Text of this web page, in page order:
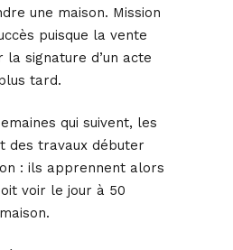
une maison. Mission
puisque la vente
signature d’un acte
tard.
qui suivent, les
des travaux débuter
: ils apprennent alors
voir le jour à 50